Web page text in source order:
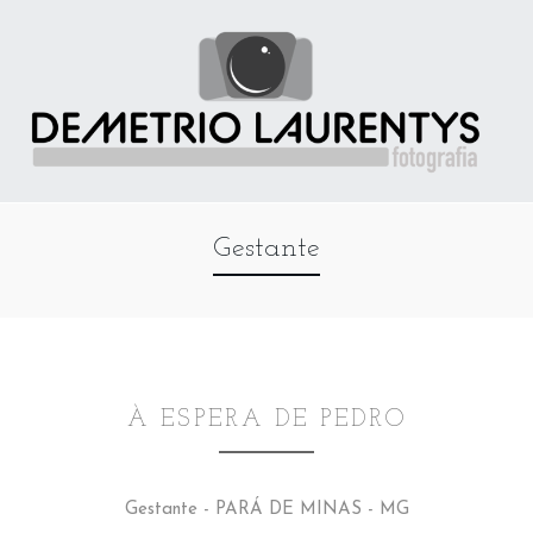
Gestante
À ESPERA DE PEDRO
Gestante - PARÁ DE MINAS - MG